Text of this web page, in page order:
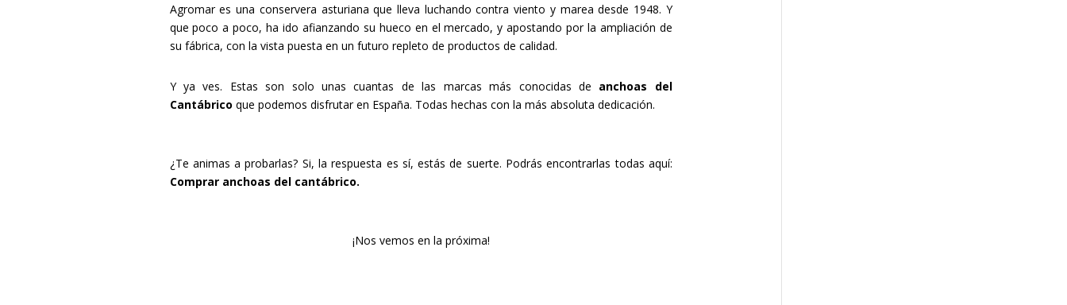
Agromares una conservera asturiana que lleva luchando contra viento y marea desde 1948. Y
que poco a poco, ha ido afianzando su hueco en el mercado, y apostando por la ampliación de
su fábrica, con la vista puesta en un futuro repleto de productos de calidad.
Y ya ves. Estas son solo unas cuantas de las marcas más conocidas de anchoas del
Cantábrico que podemos disfrutar en España. Todas hechas con la más absoluta dedicación.
¿Te animas a probarlas? Si, la respuesta es sí, estás de suerte. Podrás encontrarlas todas aquí:
Comprar anchoas del cantábrico.
¡Nos vemos en la próxima!